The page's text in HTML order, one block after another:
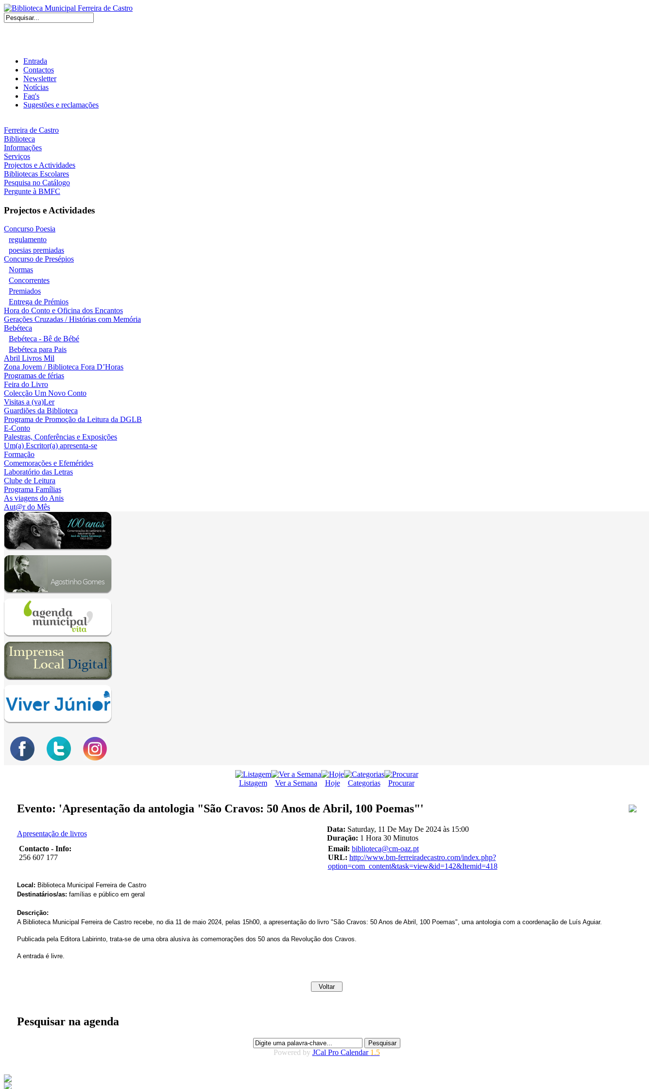
Entrada
Contactos
Newsletter
Notícias
Faq's
Sugestões e reclamações
Ferreira de Castro
Biblioteca
Informações
Serviços
Projectos e Actividades
Bibliotecas Escolares
Pesquisa no Catálogo
Pergunte à BMFC
Projectos e Actividades
Concurso Poesia
regulamento
poesias premiadas
Concurso de Presépios
Normas
Concorrentes
Premiados
Entrega de Prémios
Hora do Conto e Oficina dos Encantos
Gerações Cruzadas / Histórias com Memória
Bebéteca
Bebéteca - Bê de Bébé
Bebéteca para Pais
Abril Livros Mil
Zona Jovem / Biblioteca Fora D’Horas
Programas de férias
Feira do Livro
Colecção Um Novo Conto
Visitas a (va)Ler
Guardiões da Biblioteca
Programa de Promoção da Leitura da DGLB
E-Conto
Palestras, Conferências e Exposições
Um(a) Escritor(a) apresenta-se
Formação
Comemorações e Efemérides
Laboratório das Letras
Clube de Leitura
Programa Famílias
As viagens do Anis
Aut@r do Mês
Listagem Ver a Semana Hoje Categorias Procurar
Evento: 'Apresentação da antologia "São Cravos: 50 Anos de Abril, 100 Poemas"'
Apresentação de livros
Data: Saturday, 11 De May De 2024 às 15:00
Duração: 1 Hora 30 Minutos
Contacto - Info:
256 607 177
Email: biblioteca@cm-oaz.pt
URL: http://www.bm-ferreiradecastro.com/index.php?
option=com_content&task=view&id=142&Itemid=418
Local: Biblioteca Municipal Ferreira de Castro
Destinatários/as: famílias e público em geral
Descrição:
A Biblioteca Municipal Ferreira de Castro recebe, no dia 11 de maio 2024, pelas 15h00, a apresentação do livro "São Cravos: 50 Anos de Abril, 100 Poemas", uma antologia com a coordenação de Luís Aguiar.
Publicada pela Editora Labirinto, trata-se de uma obra alusiva às comemorações dos 50 anos da Revolução dos Cravos.
A entrada é livre.
Pesquisar na agenda
Powered by JCal Pro Calendar 1.5